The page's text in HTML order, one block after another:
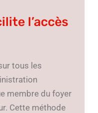
l’accès
tous les
membre du foyer
Cette méthode